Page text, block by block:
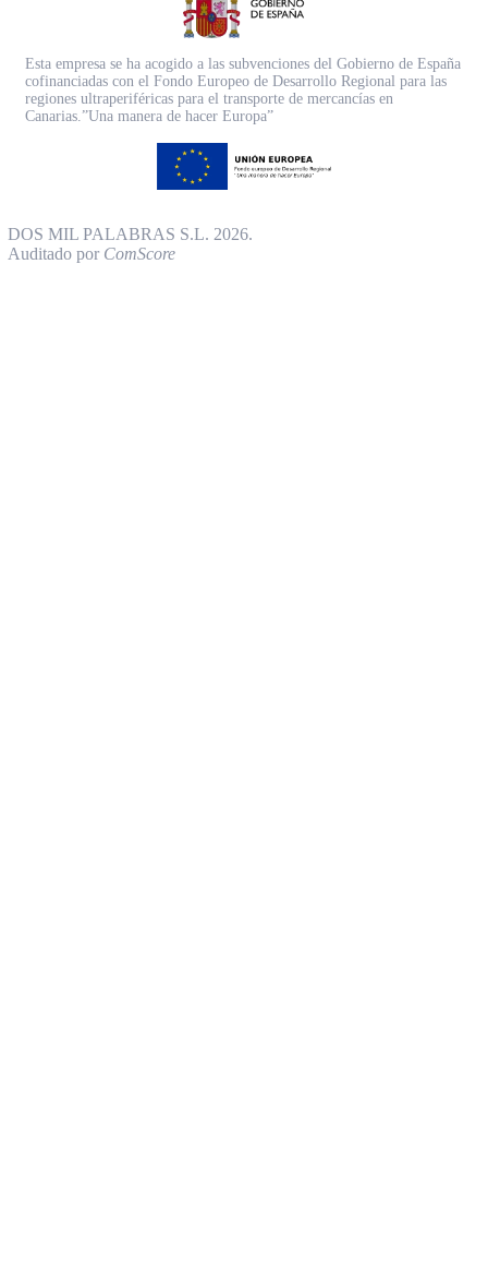
Esta empresa se ha acogido a las subvenciones del Gobierno de España
cofinanciadas con el Fondo Europeo de Desarrollo Regional para las
regiones ultraperiféricas para el transporte de mercancías en
Canarias.”Una manera de hacer Europa”
DOS MIL PALABRAS S.L. 2026.
Auditado por ComScore